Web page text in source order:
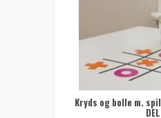
Kryds og bolle m.